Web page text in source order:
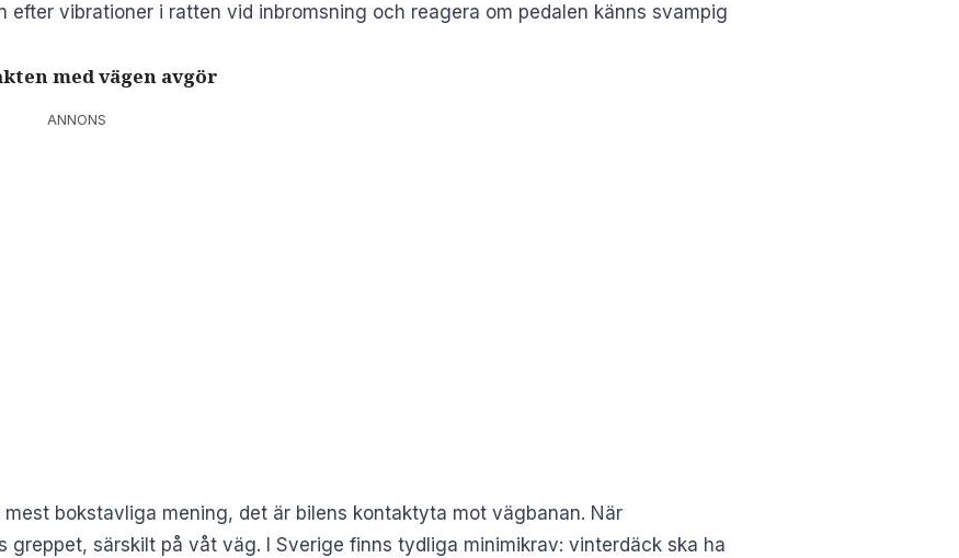
efter vibrationer i ratten vid inbromsning och reagera om pedalen känns svampig
med vägen avgör
ANNONS
bokstavliga mening, det är bilens kontaktyta mot vägbanan. När
greppet, särskilt på våt väg. I Sverige finns tydliga minimikrav: vinterdäck ska ha